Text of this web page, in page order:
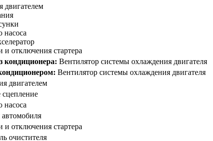
двигателем
насоса
и отключения стартера
кондиционера: Вентилятор системы охлаждения двигателя
Вентилятор системы охлаждения двигателя
двигателем
сцепление
насоса
и отключения стартера
очистителя